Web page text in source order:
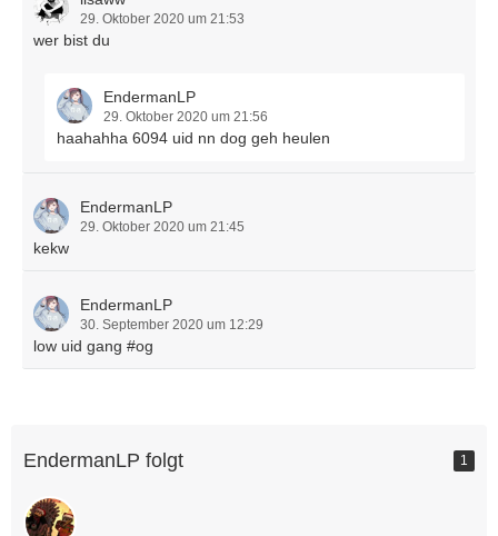
29. Oktober 2020 um 21:53
wer bist du
EndermanLP
29. Oktober 2020 um 21:56
haahahha 6094 uid nn dog geh heulen
EndermanLP
29. Oktober 2020 um 21:45
kekw
EndermanLP
30. September 2020 um 12:29
low uid gang #og
EndermanLP folgt 1